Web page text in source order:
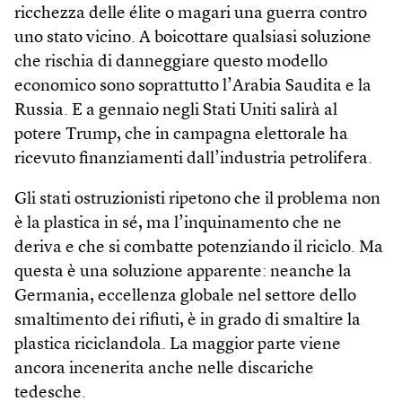
ricchezza delle élite o magari una guerra contro
uno stato vicino. A boicottare qualsiasi soluzione
che rischia di danneggiare questo modello
economico sono soprattutto l’Arabia Saudita e la
Russia. E a gennaio negli Stati Uniti salirà al
potere Trump, che in campagna elettorale ha
ricevuto finanziamenti dall’industria petrolifera.
Gli stati ostruzionisti ripetono che il problema non
è la plastica in sé, ma l’inquinamento che ne
deriva e che si combatte potenziando il riciclo. Ma
questa è una soluzione apparente: neanche la
Germania, eccellenza globale nel settore dello
smaltimento dei rifiuti, è in grado di smaltire la
plastica riciclandola. La maggior parte viene
ancora incenerita anche nelle discariche
tedesche.